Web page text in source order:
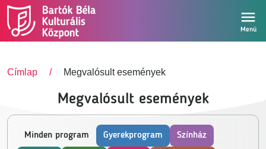
Ugrás a tartalomra
Menü
Címlap Megvalósult események
Megvalósult események
Kategória (field_kategoria)
Minden program Gyerekprogram Színház